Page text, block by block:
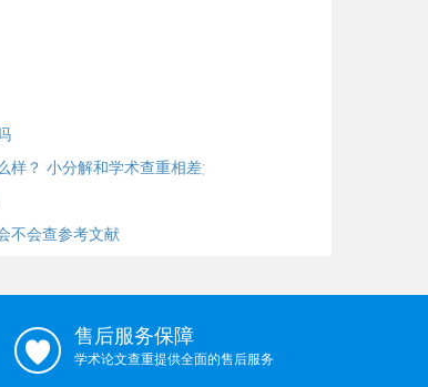
样？ 小分解和学术查重相差大么
不会查参考文献
售后服务保障
学术论文查重提供全面的售后服务